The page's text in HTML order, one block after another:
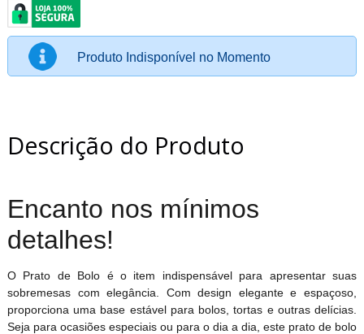
Produto Indisponível no Momento
Descrição do Produto
Encanto nos mínimos
detalhes!
O Prato de Bolo é o item indispensável para apresentar suas
sobremesas com elegância. Com design elegante e espaçoso,
proporciona uma base estável para bolos, tortas e outras delícias.
Seja para ocasiões especiais ou para o dia a dia, este prato de bolo